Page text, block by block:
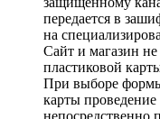
передается в
на
Сайт и магазин
пластиковой
При выборе
карты проведение
непосредственно